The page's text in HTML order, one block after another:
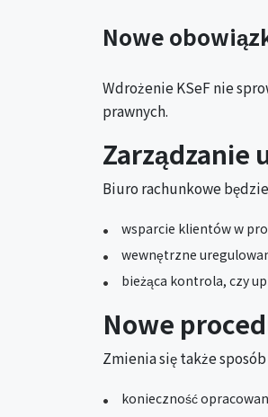
Nowe
Wdrożenie KSeF nie
prawnych.
Zarządzanie
Biuro rachunkowe
wsparcie klientów w
wewnętrzne
bieżąca kontrola, czy
Nowe
Zmienia się także
konieczność